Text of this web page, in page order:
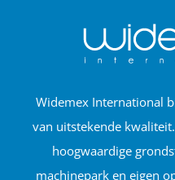
Widemex International
van uitstekende
hoogwaardige
machinepark en eigen